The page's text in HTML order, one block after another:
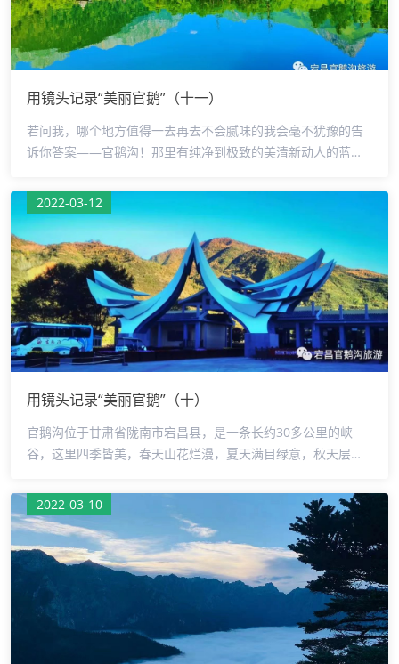
用镜头记录“美丽官鹅”（十一）
若问我，哪个地方值得一去再去不会腻味的我会毫不犹豫的告
诉你答案——官鹅沟！那里有纯净到极致的美清新动人的蓝干
沟相遇的时刻摄影：王延军监制：罗少鹏审核：侯军编辑：马
艳芳
用镜头记录“美丽官鹅”（十）
官鹅沟位于甘肃省陇南市宕昌县，是一条长约30多公里的峡
谷，这里四季皆美，春天山花烂漫，夏天满目绿意，秋天层林
湖泊，湖水清澈，还有老树等盘桓水中，峡谷两侧山势陡峭，
山崖上有很多瀑布飞流直下，景观众多，是摄影家眼中的“最佳
摄影基地”。摄影：王洁监制：罗少鹏审核：侯军编辑：马艳芳
2022-03-12
2022-03-10